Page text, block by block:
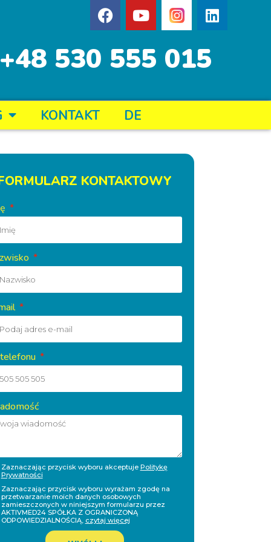
+48 530 555 015
KONTAKT DE
KONTAKTOWY
Zaznaczając przycisk wyboru akceptuje Politykę
Prywatności
Zaznaczając przycisk wyboru wyrażam zgodę na
przetwarzanie moich danych osobowych
zamieszczonych w niniejszym formularzu przez
AKTIVMED24 SPÓŁKA Z OGRANICZONĄ
ODPOWIEDZIALNOŚCIĄ, czytaj więcej